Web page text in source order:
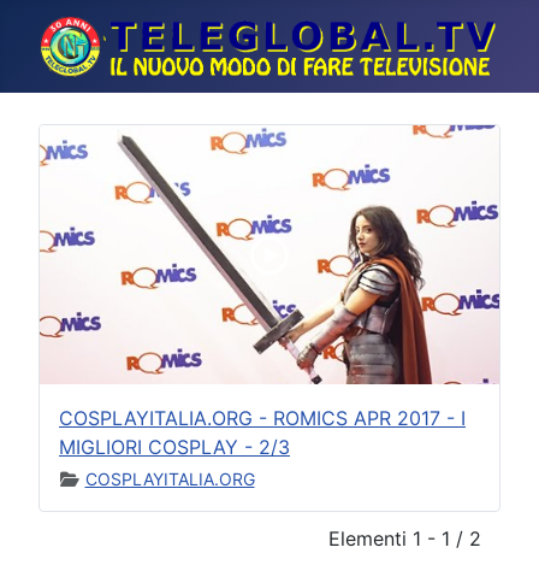
COSPLAYITALIA.ORG - ROMICS APR 2017 - I
MIGLIORI COSPLAY - 2/3
COSPLAYITALIA.ORG
Elementi 1 - 1 / 2